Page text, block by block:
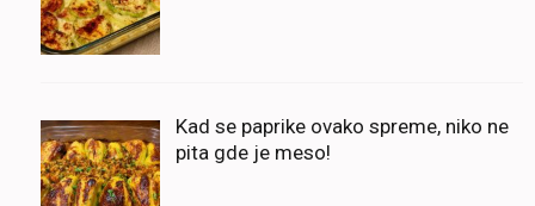
Kad se paprike ovako spreme, niko ne
pita gde je meso!